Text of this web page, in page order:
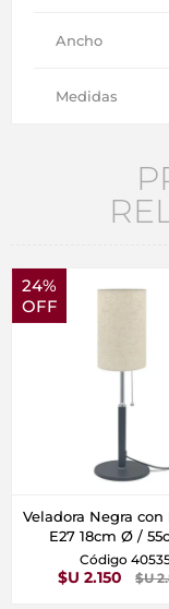
Ancho
Medidas
24%
OFF
Veladora Negra con
E27 18cm Ø /
Código
$U 2.150 $U